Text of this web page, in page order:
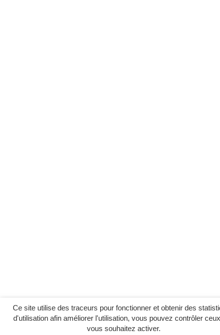
Ce site utilise des traceurs pour fonctionner et obtenir des
d'utilisation afin améliorer l'utilisation, vous pouvez contrôler
vous souhaitez activer.